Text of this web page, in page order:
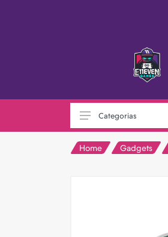
Categorias
Home Gadgets